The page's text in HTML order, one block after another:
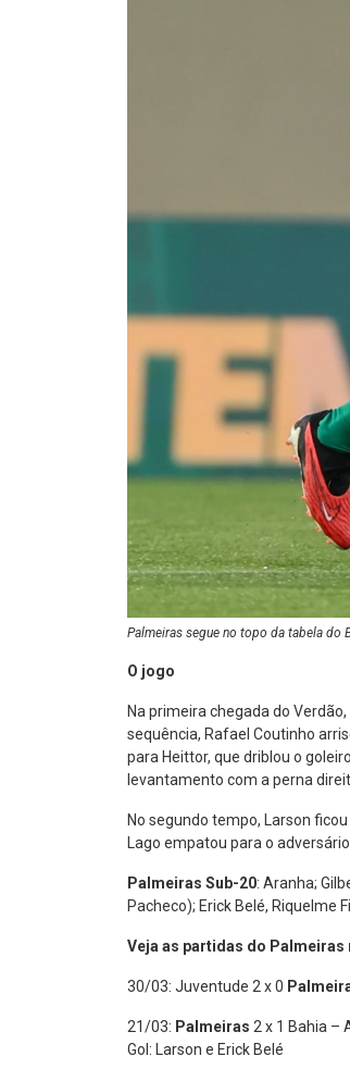
Palmeiras segue no topo da tabela do
O jogo
Na primeira chegada do
sequência, Rafael Coutinho
para Heittor, que driblou o
levantamento com a perna
No segundo tempo, Larson
Lago empatou para o
Palmeiras Sub-20: Aranha;
Pacheco); Erick Belé, Riquelme
Veja as partidas do Palmeiras
30/03: Juventude 2 x 0
21/03: Palmeiras 2 x 1 Bahia –
Gol: Larson e Erick Belé